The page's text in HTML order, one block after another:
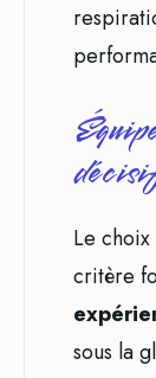
Le
critère
sous la